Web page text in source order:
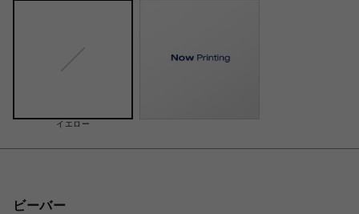
イエロー
ビーバー